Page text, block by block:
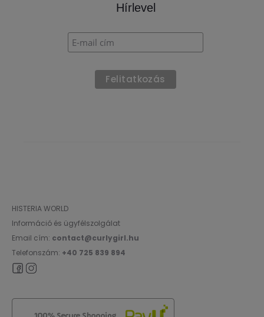
Hírlevel
HISTERIA WORLD
Információ és ügyfélszolgálat
Email cím: contact@curlygirl.hu
Telefonszám: +40 725 839 894